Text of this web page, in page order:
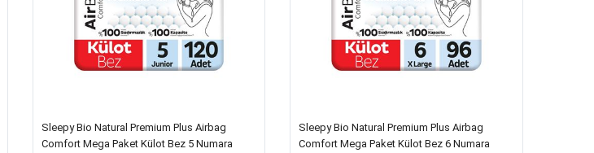
Sleepy Bio Natural Premium Plus Airbag
Comfort Mega Paket Külot Bez 5 Numara
Sleepy Bio Natural Premium Plus Airbag
Comfort Mega Paket Külot Bez 6 Numara